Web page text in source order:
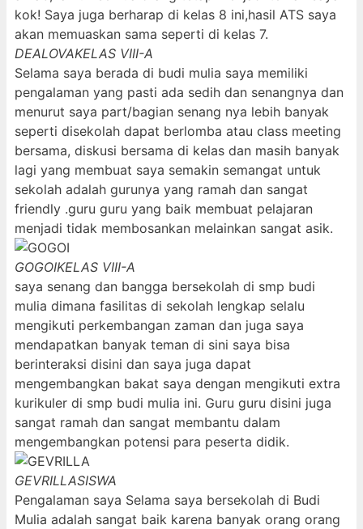
kok! Saya juga berharap di kelas 8 ini,hasil ATS saya
akan memuaskan sama seperti di kelas 7.
DEALOVAKELAS VIII-A
Selama saya berada di budi mulia saya memiliki
pengalaman yang pasti ada sedih dan senangnya dan
menurut saya part/bagian senang nya lebih banyak
seperti disekolah dapat berlomba atau class meeting
bersama, diskusi bersama di kelas dan masih banyak
lagi yang membuat saya semakin semangat untuk
sekolah adalah gurunya yang ramah dan sangat
friendly .guru guru yang baik membuat pelajaran
menjadi tidak membosankan melainkan sangat asik.
GOGOIKELAS VIII-A
saya senang dan bangga bersekolah di smp budi
mulia dimana fasilitas di sekolah lengkap selalu
mengikuti perkembangan zaman dan juga saya
mendapatkan banyak teman di sini saya bisa
berinteraksi disini dan saya juga dapat
mengembangkan bakat saya dengan mengikuti extra
kurikuler di smp budi mulia ini. Guru guru disini juga
sangat ramah dan sangat membantu dalam
mengembangkan potensi para peserta didik.
GEVRILLASISWA
Pengalaman saya Selama saya bersekolah di Budi
Mulia adalah sangat baik karena banyak orang orang